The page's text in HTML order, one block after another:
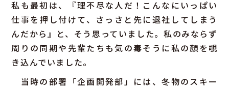
私も最初は、『理不尽な人だ！こんなにいっぱい
仕事を押し付けて、さっさと先に退社してしまう
んだから』と、そう思っていました。私のみならず
周りの同期や先輩たちも気の毒そうに私の顔を覗
き込んでいました。
当時の部署「企画開発部」には、冬物のスキー